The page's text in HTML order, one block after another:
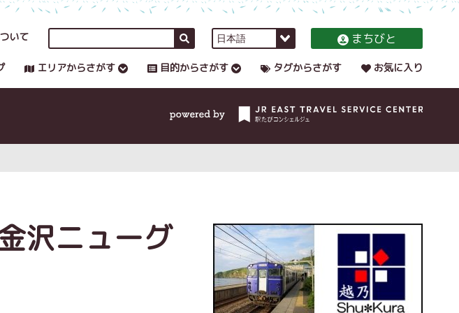
いて まちびと
エリアからさがす 目的からさがす タグからさがす お気に入り
沢ニューグ